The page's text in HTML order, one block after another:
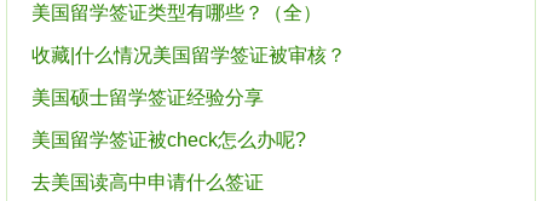
美国留学签证类型有哪些？（全）
收藏|什么情况美国留学签证被审核？
美国硕士留学签证经验分享
美国留学签证被check怎么办呢?
去美国读高中申请什么签证